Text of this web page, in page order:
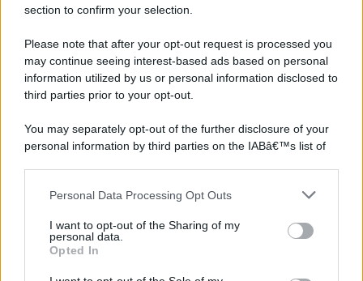
section to confirm your selection.
Please note that after your opt-out request is processed you
may continue seeing interest-based ads based on personal
information utilized by us or personal information disclosed to
third parties prior to your opt-out.
You may separately opt-out of the further disclosure of your
personal information by third parties on the IABâ€™s list of
This information may also be disclosed by us to third parties
further disclose it to other third parties.
Please note that this website/app uses one or more Google
services and may gather and store information including but
Personal Data Processing Opt Outs
I want to opt-out of the Sharing of my
personal data.
Opted In